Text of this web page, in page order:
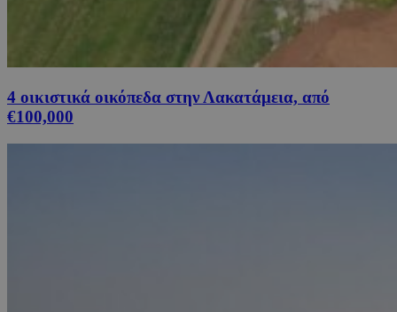
4 οικιστικά οικόπεδα στην Λακατάμεια, από
€100,000